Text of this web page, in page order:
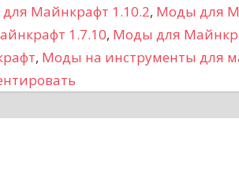
Майнкрафт 1.10.2, Моды для
1.7.10, Моды для
, Моды на инструменты для